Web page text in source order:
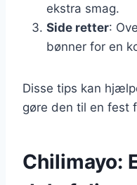
ekstra smag.
Side retter:
bønner for en
Disse tips kan
gøre den til en fest
Chilimayo: